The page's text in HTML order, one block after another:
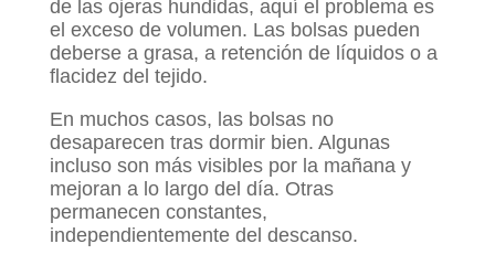
de las ojeras hundidas, aquí el problema es
el exceso de volumen. Las bolsas pueden
deberse a grasa, a retención de líquidos o a
flacidez del tejido.
En muchos casos, las bolsas no
desaparecen tras dormir bien. Algunas
incluso son más visibles por la mañana y
mejoran a lo largo del día. Otras
permanecen constantes,
independientemente del descanso.